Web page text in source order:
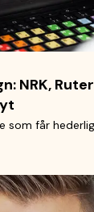
NRK,
som får